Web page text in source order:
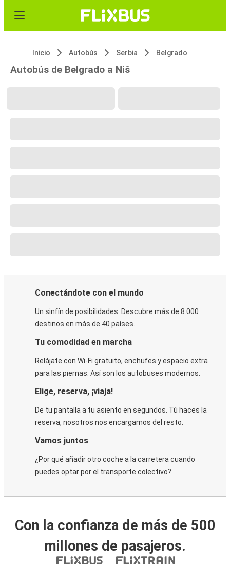
Inicio Autobús Serbia Belgrado
Autobús de Belgrado a Niš
Conectándote con el mundo
Un sinfín de posibilidades. Descubre más de 8.000
destinos en más de 40 países.
Tu comodidad en marcha
Relájate con Wi-Fi gratuito, enchufes y espacio extra
para las piernas. Así son los autobuses modernos.
Elige, reserva, ¡viaja!
De tu pantalla a tu asiento en segundos. Tú haces la
reserva, nosotros nos encargamos del resto.
Vamos juntos
¿Por qué añadir otro coche a la carretera cuando
puedes optar por el transporte colectivo?
Con la confianza de más de 500
millones de pasajeros.